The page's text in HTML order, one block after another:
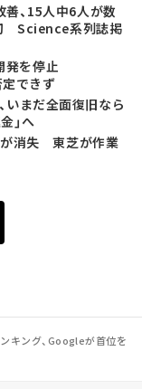
善、15人中6人が数
Science系列誌掲
発を停止
できず
いまだ全面復旧なら
」へ
が消失 東芝が作業
キング、Googleが首位を